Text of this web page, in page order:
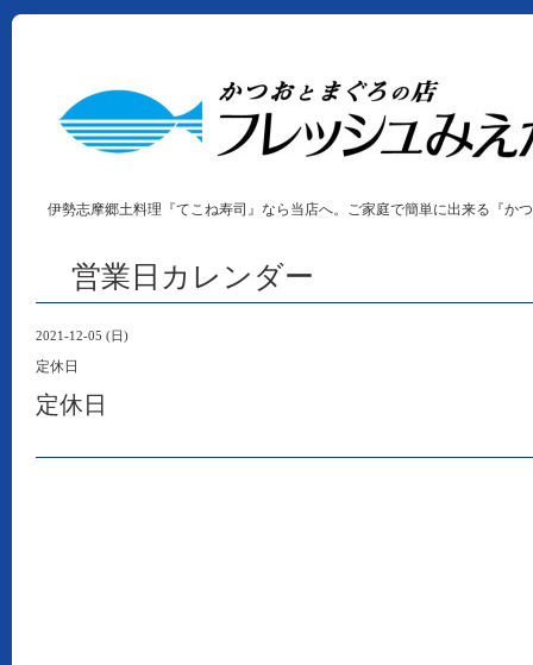
伊勢志摩郷土料理『てこね寿司』なら当店へ。ご家庭で簡単に出来る『か
営業日カレンダー
2021-12-05 (日)
定休日
定休日